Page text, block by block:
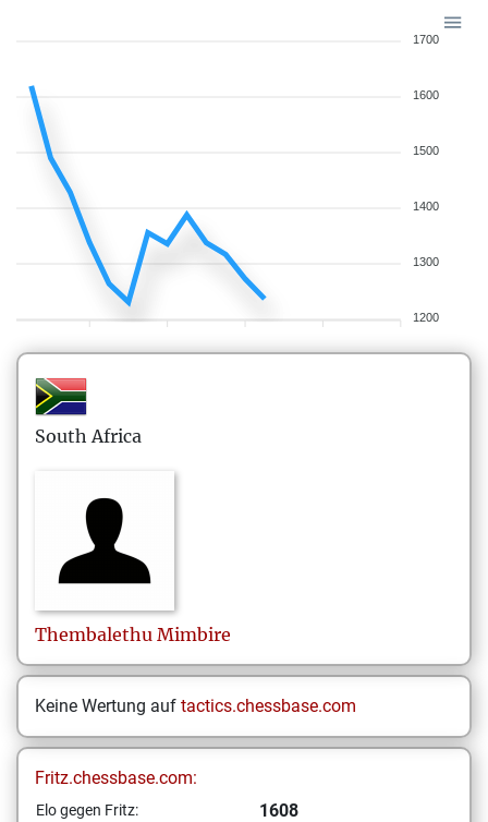
1700
1600
1500
1400
1300
1200
South Africa
Thembalethu Mimbire
Keine Wertung auf tactics.chessbase.com
Fritz.chessbase.com:
Elo gegen Fritz: 1608